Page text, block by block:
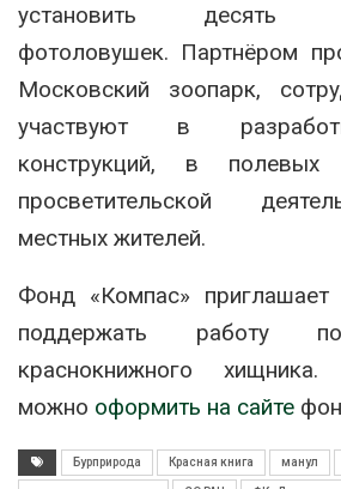
установить десять
фотоловушек. Партнёром
Московский зоопарк,
участвуют в
конструкций, в
просветительской
местных жителей.
Фонд «Компас»
поддержать работу
краснокнижного хищника.
можно оформить на сайте
Бурприрода Красная книга манул